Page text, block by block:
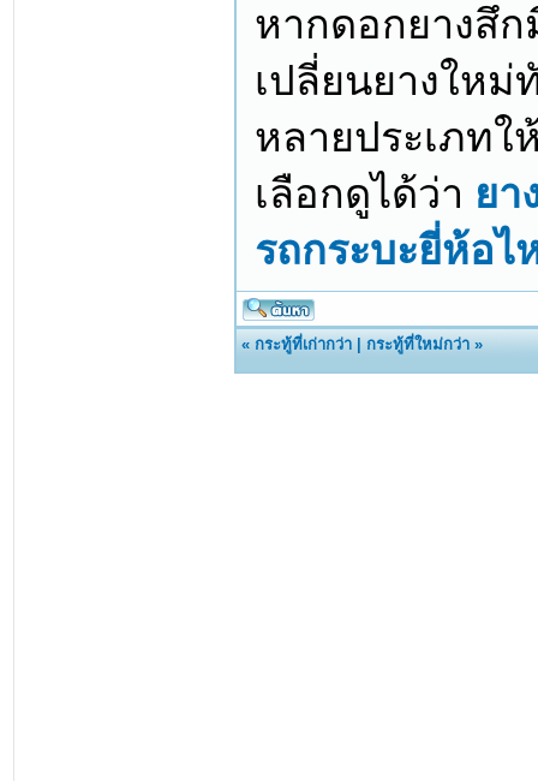
หากดอกยางสึ
เปลี่ยนยางใหม่
หลายประเภทใ
เลือกดูได้ว่า ยา
รถกระบะยี่ห้อไ
«กระทู้ที่เก่ากว่า |กระทู้ที่ใหม่กว่า »